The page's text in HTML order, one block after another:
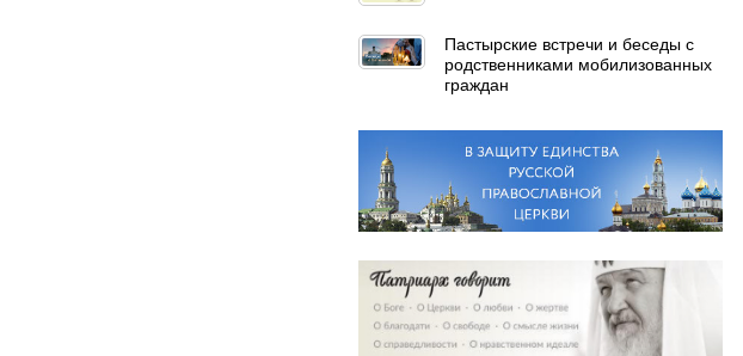
Пастырские встречи и беседы с
родственниками мобилизованных
граждан